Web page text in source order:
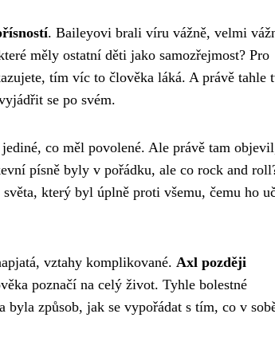
. Baileyovi brali víru vážně, velmi
měly ostatní děti jako samozřejmost? Pro
tím víc to člověka láká. A právě tahle
se po svém.
co měl povolené. Ale právě tam
písně byly v pořádku, ale co rock and
který byl úplně proti všemu, čemu ho
vztahy komplikované. Axl později
poznačí na celý život. Tyhle bolestné
způsob, jak se vypořádat s tím, co v